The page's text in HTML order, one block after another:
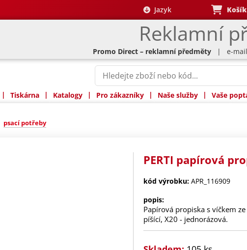
Reklamní
Jazyk
Promo Direct – reklamní předměty | e-
| Tiskárna | Katalogy | Pro zákazníky | Naše služby | Vaše
psací potřeby
PERTI papírová
kód výrobku: APR_116909
popis:
Papírová propiska s víčkem
píšící, X20 - jednorázová.